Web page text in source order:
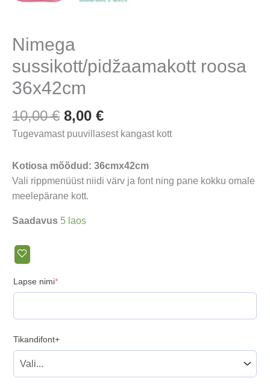
Nimega
sussikott/pidžaamakott roosa
36x42cm
10,00€ Algne
hind
10,00 €.
8,00 €Praegune
hind
8,00 €.
Tugevamast puuvillasest kangast kott
Kotiosa mõõdud: 36cmx42cm
Vali rippmenüüst niidi värv ja font ning pane kokku omale
meelepärane kott.
Saadavus 5 laos
Lapse nimi*(required)
Tikandifont+